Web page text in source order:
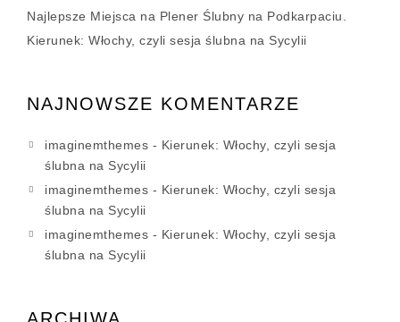
Najlepsze Miejsca na Plener Ślubny na Podkarpaciu.
Kierunek: Włochy, czyli sesja ślubna na Sycylii
NAJNOWSZE KOMENTARZE
imaginemthemes - Kierunek: Włochy, czyli sesja
ślubna na Sycylii
imaginemthemes - Kierunek: Włochy, czyli sesja
ślubna na Sycylii
imaginemthemes - Kierunek: Włochy, czyli sesja
ślubna na Sycylii